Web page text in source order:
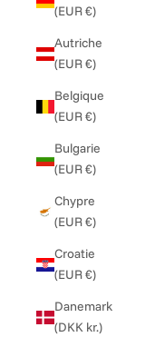
(EUR €)
Autriche
(EUR €)
Belgique
(EUR €)
Bulgarie
(EUR €)
Chypre
(EUR €)
Croatie
(EUR €)
Danemark
(DKK kr.)